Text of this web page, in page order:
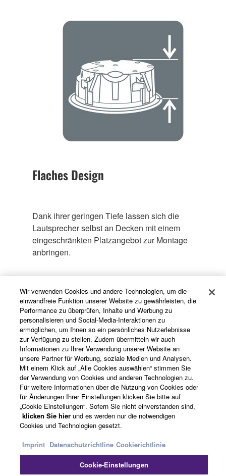
Flaches Design
Dank ihrer geringen Tiefe lassen sich die
Lautsprecher selbst an Decken mit einem
eingeschränkten Platzangebot zur Montage
anbringen.
Geringes Gewicht
Wir verwenden Cookies und andere Technologien, um die
einwandfreie Funktion unserer Website zu gewährleisten, die
Performance zu überprüfen, Inhalte und Werbung zu
personalisieren und Social-Media-Interaktionen zu
ermöglichen, um Ihnen so ein persönliches Nutzerlebnisse
zur Verfügung zu stellen. Zudem übermitteln wir auch
Informationen zu Ihrer Verwendung unserer Website an
unsere Partner für Werbung, soziale Medien und Analysen.
Mit einem Klick auf „Alle Cookies auswählen“ stimmen Sie
der Verwendung von Cookies und anderen Technologien zu.
Für weitere Informationen über die Nutzung von Cookies oder
für Änderungen Ihrer Einstellungen klicken Sie bitte auf
„Cookie Einstellungen“. Sofern Sie nicht einverstanden sind,
klicken Sie hierund es werden nur die notwendigen
Cookies und Technologien gesetzt.
Imprint Datenschutzrichtline Cookierichtlinie
Cookie-Einstellungen